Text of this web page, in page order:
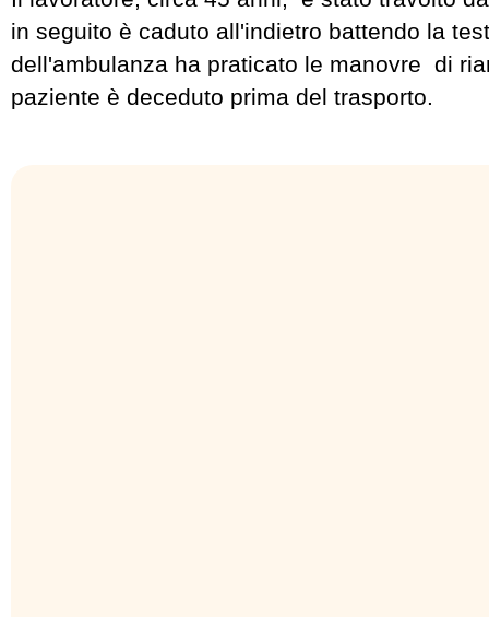
in seguito è caduto all'indietro battendo la
dell'ambulanza ha praticato le manovre di
paziente è deceduto prima del trasporto.